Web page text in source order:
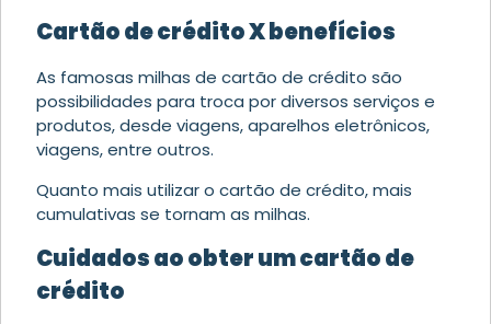
Cartão de crédito X benefícios
As famosas milhas de cartão de crédito são
possibilidades para troca por diversos serviços e
produtos, desde viagens, aparelhos eletrônicos,
viagens, entre outros.
Quanto mais utilizar o cartão de crédito, mais
cumulativas se tornam as milhas.
Cuidados ao obter um cartão de
crédito